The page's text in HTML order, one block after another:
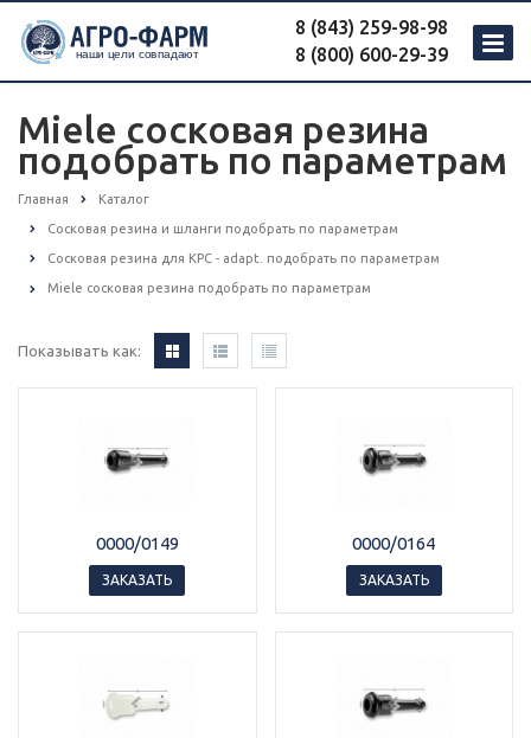
8 (843) 259-98-98
8 (800) 600-29-39
Miele сосковая резина
подобрать по параметрам
Главная Каталог
Сосковая резина и шланги подобрать по параметрам
Сосковая резина для КРС - adapt. подобрать по параметрам
Miele сосковая резина подобрать по параметрам
Показывать как:
0000/0149
ЗАКАЗАТЬ
0000/0164
ЗАКАЗАТЬ